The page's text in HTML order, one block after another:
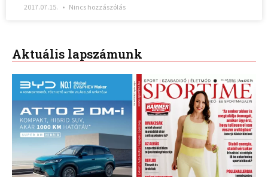
2017.07.15. Nincs hozzászólás
Aktuális lapszámunk